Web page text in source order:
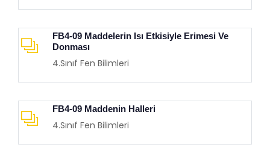
FB4-09 Maddelerin Isı Etkisiyle Erimesi Ve
Donması
4.Sınıf Fen Bilimleri
FB4-09 Maddenin Halleri
4.Sınıf Fen Bilimleri